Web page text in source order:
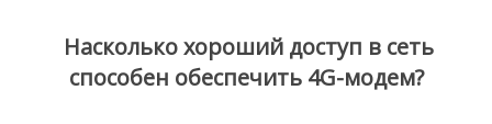
Насколько хороший доступ в сеть
способен обеспечить 4G-модем?